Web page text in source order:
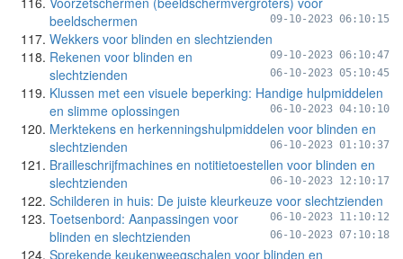
beeldschermen
09-10-2023 06:10:15
Wekkers voor blinden en slechtzienden
09-10-2023 06:10:47
Rekenen voor blinden en
slechtzienden
06-10-2023 05:10:45
Klussen met een visuele beperking: Handige hulpmiddelen
en slimme oplossingen
06-10-2023 04:10:10
Merktekens en herkenningshulpmiddelen voor blinden en
slechtzienden
06-10-2023 01:10:37
Brailleschrijfmachines en notitietoestellen voor blinden en
slechtzienden
06-10-2023 12:10:17
Schilderen in huis: De juiste kleurkeuze voor slechtzienden
06-10-2023 11:10:12
Toetsenbord: Aanpassingen voor
blinden en slechtzienden
06-10-2023 07:10:18
Sprekende keukenweegschalen voor blinden en